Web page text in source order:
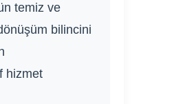
temiz ve
bilincini
hizmet